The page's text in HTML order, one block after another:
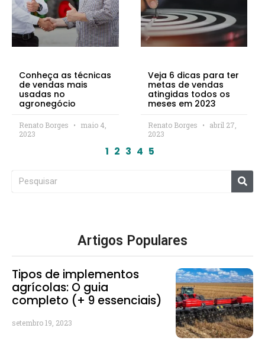
Conheça as técnicas
de vendas mais
usadas no
agronegócio
Renato Borges
maio 4,
2023
Veja 6 dicas para ter
metas de vendas
atingidas todos os
meses em 2023
Renato Borges
abril 27,
2023
1 2 3 4 5
Artigos Populares
Tipos de implementos
agrícolas: O guia
completo (+ 9 essenciais)
setembro 19, 2023